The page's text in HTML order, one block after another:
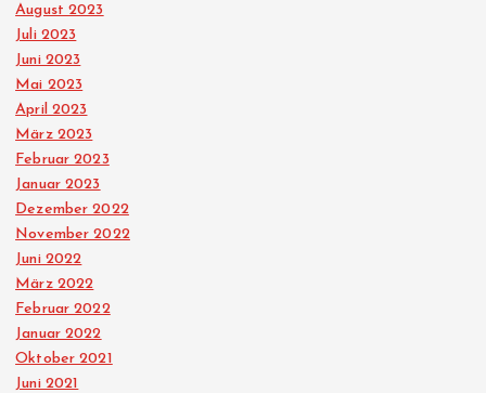
August 2023
Juli 2023
Juni 2023
Mai 2023
April 2023
März 2023
Februar 2023
Januar 2023
Dezember 2022
November 2022
Juni 2022
März 2022
Februar 2022
Januar 2022
Oktober 2021
Juni 2021